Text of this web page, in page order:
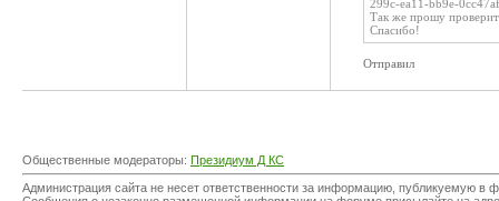
299c-ea11-bb9e-
Так же прошу
Спасибо!
Отправил
Общественные модераторы: Президиум Д КС
Администрация сайта не несет ответственности за информацию, публикуемую